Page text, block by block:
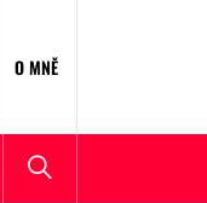
O MNĚ